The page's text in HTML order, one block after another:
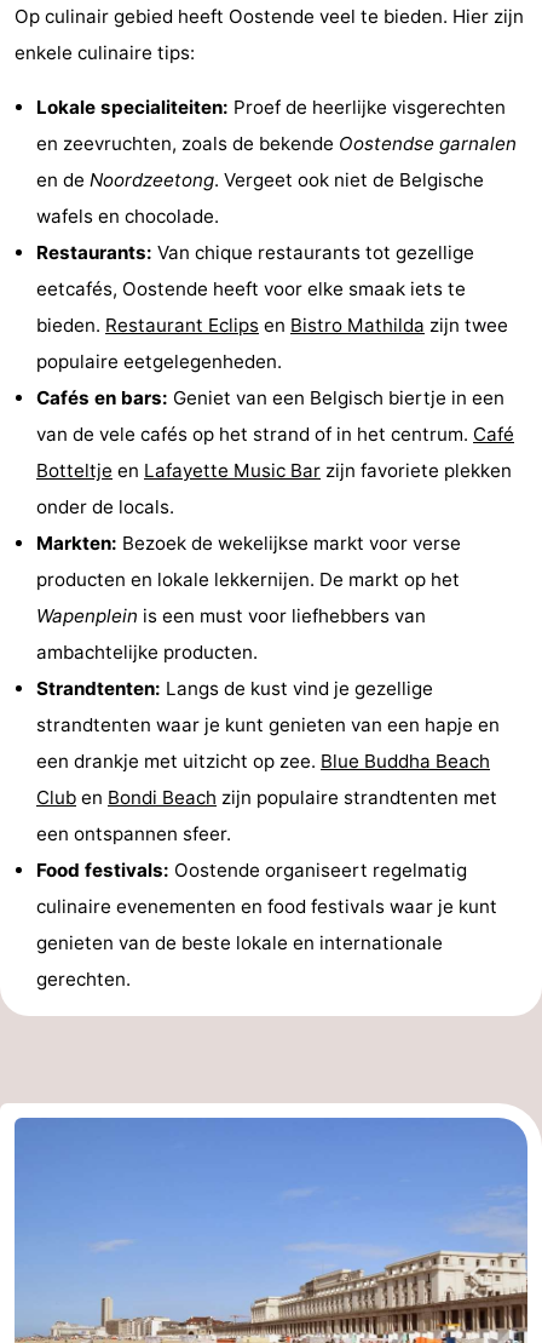
Op culinair gebied heeft Oostende veel te bieden. Hier zijn
enkele culinaire tips:
Lokale specialiteiten: Proef de heerlijke visgerechten
en zeevruchten, zoals de bekende Oostendse garnalen
en de Noordzeetong. Vergeet ook niet de Belgische
wafels en chocolade.
Restaurants: Van chique restaurants tot gezellige
eetcafés, Oostende heeft voor elke smaak iets te
bieden. Restaurant Eclips en Bistro Mathilda zijn twee
populaire eetgelegenheden.
Cafés en bars: Geniet van een Belgisch biertje in een
van de vele cafés op het strand of in het centrum. Café
Botteltje en Lafayette Music Bar zijn favoriete plekken
onder de locals.
Markten: Bezoek de wekelijkse markt voor verse
producten en lokale lekkernijen. De markt op het
Wapenplein is een must voor liefhebbers van
ambachtelijke producten.
Strandtenten: Langs de kust vind je gezellige
strandtenten waar je kunt genieten van een hapje en
een drankje met uitzicht op zee. Blue Buddha Beach
Club en Bondi Beach zijn populaire strandtenten met
een ontspannen sfeer.
Food festivals: Oostende organiseert regelmatig
culinaire evenementen en food festivals waar je kunt
genieten van de beste lokale en internationale
gerechten.